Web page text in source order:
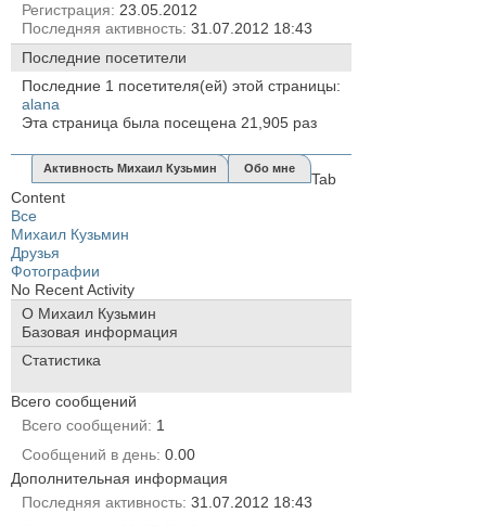
Регистрация 23.05.2012
Последняя активность 31.07.2012 18:43
Последние посетители
Последние 1 посетителя(ей) этой страницы:
alana
Эта страница была посещена 21,905 раз
Активность Михаил Кузьмин Обо мне
Tab
Content
Все
Михаил Кузьмин
Друзья
Фотографии
No Recent Activity
О Михаил Кузьмин
Базовая информация
Статистика
Всего сообщений
Всего сообщений
1
Сообщений в день 0.00
Дополнительная информация
Последняя активность 31.07.2012 18:43